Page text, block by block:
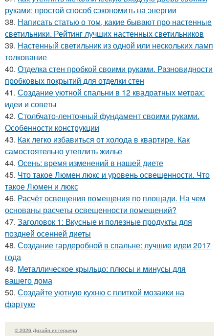
руками: простой способ сэкономить на энергии
38. Написать статью о том, какие бывают про настенные
светильники. Рейтинг лучших настенных светильников
39. Настенный светильник из одной или нескольких ламп
толкование
40. Отделка стен пробкой своими руками. Разновидности
пробковых покрытий для отделки стен
41. Создание уютной спальни в 12 квадратных метрах:
идеи и советы
42. Столбчато-ленточный фундамент своими руками.
Особенности конструкции
43. Как легко избавиться от холода в квартире. Как
самостоятельно утеплить жилье
44. Осень: время изменений в нашей диете
45. Что такое Люмен люкс и уровень освещенности. Что
такое Люмен и люкс
46. Расчёт освещения помещения по площади. На чем
основаны расчеты освещенности помещений?
47. Заголовок 1: Вкусные и полезные продукты для
поздней осенней диеты
48. Создание гардеробной в спальне: лучшие идеи 2017
года
49. Металлическое крыльцо: плюсы и минусы для
вашего дома
50. Создайте уютную кухню с плиткой мозаики на
фартуке
© 2026 Дизайн интерьера